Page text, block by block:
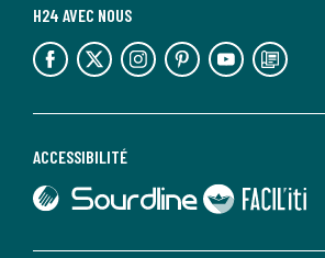
ACCESSIBILITÉ
lien vers Sourdline
lien vers Faciliti
H24 AVEC NOUS
lien vers l'espace réseaux sociaux lien vers l'espace réseaux sociaux lien vers l'espace réseaux sociaux lien vers l'espace réseaux sociaux lien vers l'espace réseaux sociaux lien vers le blog la redoute